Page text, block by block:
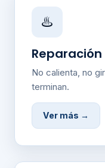
♨️
No calienta, no
terminan.
Ver más →